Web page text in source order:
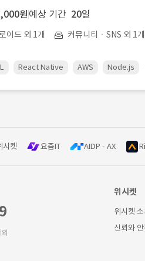
원 예상 기간 20일
이드 외 1개 커뮤니티ㆍSNS 외 1개
React Native AWS Node.js
시켓 요즘IT AIDP - AX
위시켓
위시켓
신뢰와 안